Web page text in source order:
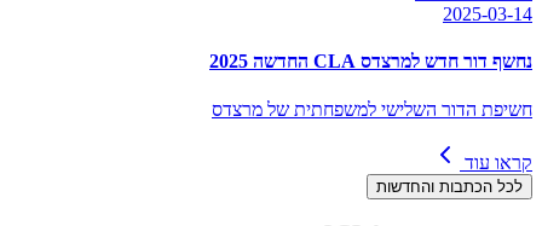
2025-03-14
נחשף דור חדש למרצדס CLA החדשה 2025
חשיפת הדור השלישי למשפחתית של מרצדס
קראו עוד
לכל הכתבות והחדשות